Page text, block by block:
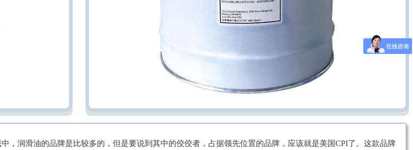
，润滑油的品牌是比较多的，但是要说到其中的佼佼者，占据领先位置的品牌，应该就是美国CPI了。这款品牌